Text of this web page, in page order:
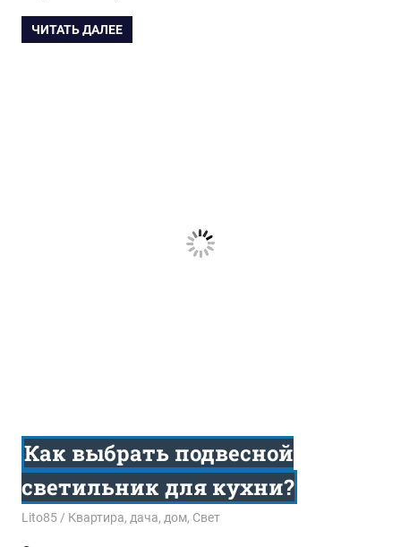
ЧИТАТЬ ДАЛЕЕ
Как выбрать подвесной
светильник для кухни?
29.03.2017
Lito85 Квартира, дача, дом, Свет